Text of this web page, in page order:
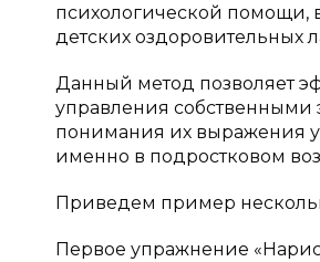
психологической помощи,
детских оздоровительных
Данный метод позволяет
управления
понимания их выражения
именно в подростковом
Приведем пример
Первое упражнение